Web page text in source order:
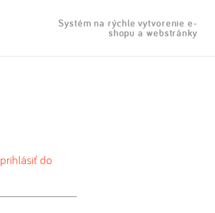
Systém na rýchle vytvorenie e-
shopu a webstránky
prihlásiť do